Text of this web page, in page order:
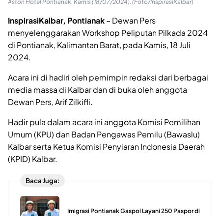
Aston Hotel Pontianak, Kamis (18/07/2024). (Foto/InspirasiKalbar)
InspirasiKalbar, Pontianak– Dewan Pers
menyelenggarakan Workshop Peliputan Pilkada 2024
di Pontianak, Kalimantan Barat, pada Kamis, 18 Juli
2024.
Acara ini di hadiri oleh pemimpin redaksi dari berbagai
media massa di Kalbar dan di buka oleh anggota
Dewan Pers, Arif Zilkifli.
Hadir pula dalam acara ini anggota Komisi Pemilihan
Umum (KPU) dan Badan Pengawas Pemilu (Bawaslu)
Kalbar serta Ketua Komisi Penyiaran Indonesia Daerah
(KPID) Kalbar.
Baca Juga:
Imigrasi Pontianak Gaspol Layani 250 Paspor di